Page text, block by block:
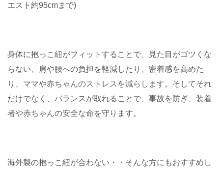
エスト約95cmまで)
身体に抱っこ紐がフィットすることで、見た目がゴツくな
らない、肩や腰への負担を軽減したり、密着感を高めた
り、ママや赤ちゃんのストレスを減らします。そしてそれ
だけでなく、バランスが取れることで、事故を防ぎ、装着
者や赤ちゃんの安全な命を守ります。
海外製の抱っこ紐が合わない・・そんな方にもおすすめし